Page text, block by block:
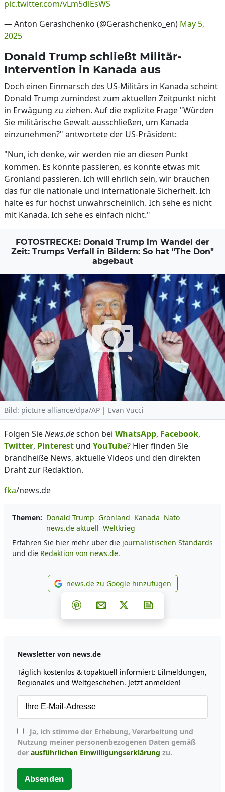
pic.twitter.com/vLm5dlEsWS
— Anton Gerashchenko (@Gerashchenko_en) May 5,
2025
Donald Trump schließt Militär-
Intervention in Kanada aus
Doch einen Einmarsch des US-Militärs in Kanada scheint
Donald Trump zumindest zum aktuellen Zeitpunkt nicht
in Erwägung zu ziehen. Auf die explizite Frage "Würden
Sie militärische Gewalt ausschließen, um Kanada
einzunehmen?" antwortete der US-Präsident:
"Nun, ich denke, wir werden nie an diesen Punkt
kommen. Es könnte passieren, es könnte etwas mit
Grönland passieren. Ich will ehrlich sein, wir brauchen
das für die nationale und internationale Sicherheit. Ich
halte es für höchst unwahrscheinlich. Ich sehe es nicht
mit Kanada. Ich sehe es einfach nicht."
FOTOSTRECKE: Donald Trump im Wandel der
Zeit: Trumps Verfall in Bildern: So hat "The Don"
abgebaut
Bild: picture alliance/dpa/AP | Evan Vucci
Folgen SieNews.deschon bei WhatsApp, Facebook,
Twitter, Pinterest und YouTube? Hier finden Sie
brandheiße News, aktuelle Videos und den direkten
Draht zur Redaktion.
fka/news.de
Themen: Donald Trump Grönland Kanada Nato
news.de aktuell Weltkrieg
Erfahren Sie hier mehr über die journalistischen Standards
und die Redaktion von news.de.
news.de zu Google
news.de zu Google hinzufügen
Teilen auf Facebook
Teilen auf Whatsapp
Teilen auf Telegram
Teilen auf Pinterest
Per E-Mail teilen
Post auf X
Newsletter von news.de
Täglich kostenlos & topaktuell informiert: Eilmeldungen,
Regionales und Weltgeschehen. Jetzt anmelden!
Nutzung meiner personenbezogenen Daten gemäß
der ausführlichen Einwilligungserklärung zu.
Absenden